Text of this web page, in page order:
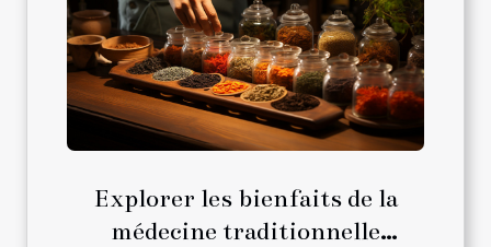
Explorer les bienfaits de la
médecine traditionnelle